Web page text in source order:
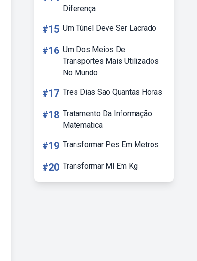
Diferença
#15 Um Túnel Deve Ser Lacrado
#16 Um Dos Meios De
Transportes Mais Utilizados
No Mundo
#17 Tres Dias Sao Quantas Horas
#18 Tratamento Da Informação
Matematica
#19 Transformar Pes Em Metros
#20 Transformar Ml Em Kg